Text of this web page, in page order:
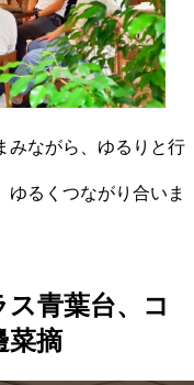
みながら、ゆるりと行
ゆるくつながり合いま
青葉台、コ
菜摘